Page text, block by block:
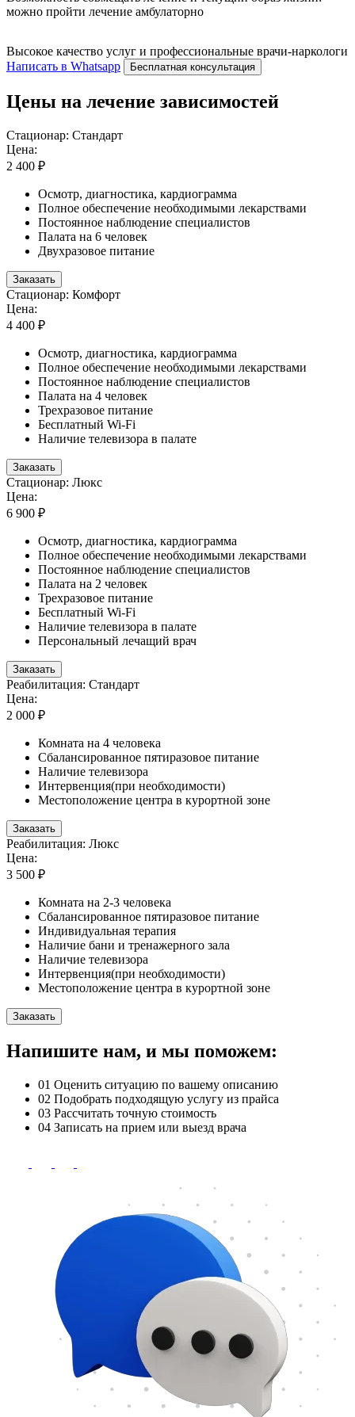
можно пройти лечение амбулаторно
Высокое качество услуг и профессиональные врачи-наркологи
Написать в Whatsapp
Бесплатная консультация
Цены на лечение зависимостей
Стационар: Стандарт
Цена:
2 400 ₽
Осмотр, диагностика, кардиограмма
Полное обеспечение необходимыми лекарствами
Постоянное наблюдение специалистов
Палата на 6 человек
Двухразовое питание
Заказать
Стационар: Комфорт
Цена:
4 400 ₽
Осмотр, диагностика, кардиограмма
Полное обеспечение необходимыми лекарствами
Постоянное наблюдение специалистов
Палата на 4 человек
Трехразовое питание
Бесплатный Wi-Fi
Наличие телевизора в палате
Заказать
Стационар: Люкс
Цена:
6 900 ₽
Осмотр, диагностика, кардиограмма
Полное обеспечение необходимыми лекарствами
Постоянное наблюдение специалистов
Палата на 2 человек
Трехразовое питание
Бесплатный Wi-Fi
Наличие телевизора в палате
Персональный лечащий врач
Заказать
Реабилитация: Стандарт
Цена:
2 000 ₽
Комната на 4 человека
Сбалансированное пятиразовое питание
Наличие телевизора
Интервенция(при необходимости)
Местоположение центра в курортной зоне
Заказать
Реабилитация: Люкс
Цена:
3 500 ₽
Комната на 2-3 человека
Сбалансированное пятиразовое питание
Индивидуальная терапия
Наличие бани и тренажерного зала
Наличие телевизора
Интервенция(при необходимости)
Местоположение центра в курортной зоне
Заказать
Напишите нам, и мы поможем:
01 Оценить ситуацию по вашему описанию
02 Подобрать подходящую услугу из прайса
03 Рассчитать точную стоимость
04 Записать на прием или выезд врача